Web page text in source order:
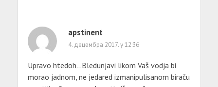
apstinent
4. децембра 2017. у 12:36
Upravo htedoh…Bledunjavi likom Vaš vodja bi
morao jadnom, ne jedared izmanipulisanom biraču